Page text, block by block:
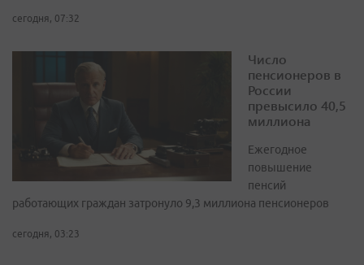
сегодня, 07:32
Число
пенсионеров в
России
превысило 40,5
миллиона
Ежегодное
повышение
пенсий
работающих граждан затронуло 9,3 миллиона пенсионеров
сегодня, 03:23